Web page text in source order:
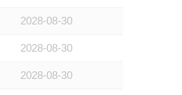
2028-08-30
2028-08-30
2028-08-30